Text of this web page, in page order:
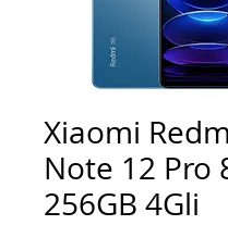
Xiaomi
Note 12 Pro
256GB 4Gli